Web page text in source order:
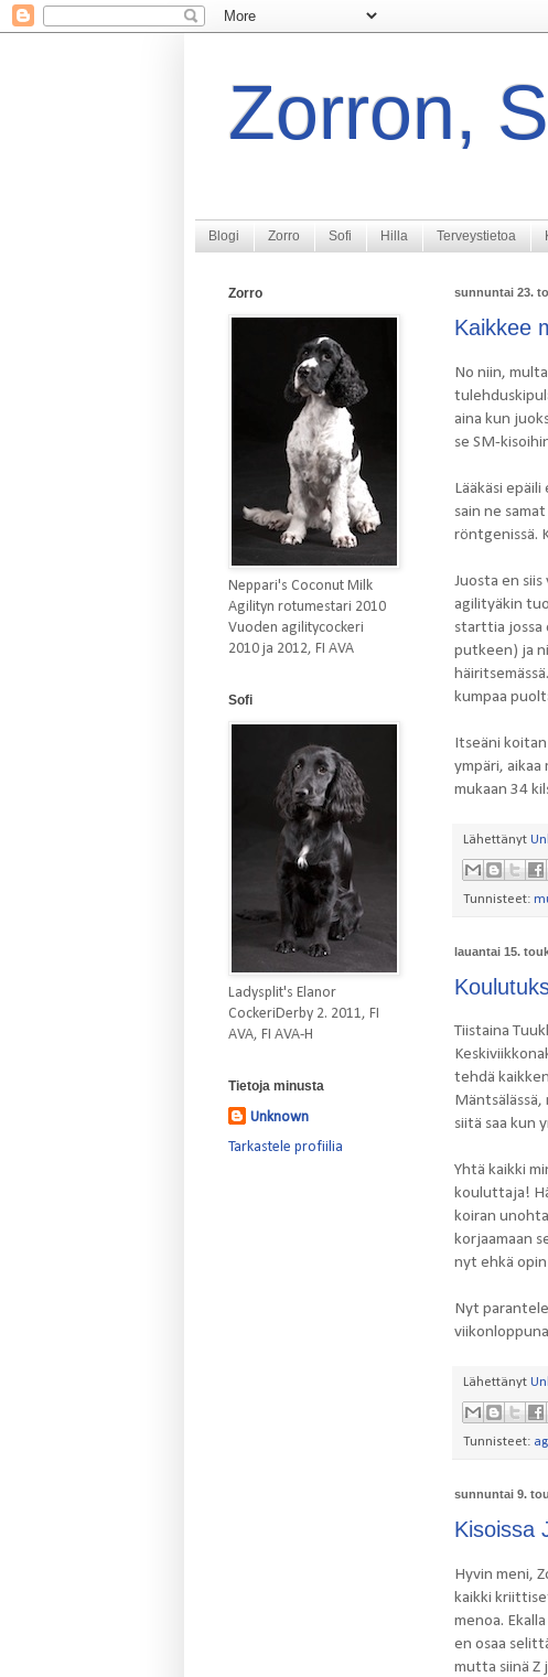
Zorron,
Blogi Zorro Sofi Hilla Terveystietoa
sunnuntai 23.
Kaikkee
No niin,
aina kun
se SM-
Lääkäsi
sain ne
röntgenissä.
Juosta en
agilityäkin
starttia jossa
putkeen) ja
kumpaa
Itseäni
ympäri,
mukaan 34
Lähettänyt
Tunnisteet:
lauantai 15.
Tiistaina
tehdä
Mäntsälässä,
siitä saa kun
Yhtä kaikki
kouluttaja!
koiran
korjaamaan
nyt ehkä
Nyt
Lähettänyt
Tunnisteet:
sunnuntai 9.
Kisoissa
Hyvin meni,
kaikki
menoa.
en osaa
mutta siinä Z
Zorro
Neppari's Coconut Milk
Agilityn rotumestari 2010
Vuoden agilitycockeri
2010 ja 2012, FI AVA
Sofi
Ladysplit's Elanor
CockeriDerby 2. 2011, FI
AVA, FI AVA-H
Tietoja minusta
Unknown
Tarkastele profiilia